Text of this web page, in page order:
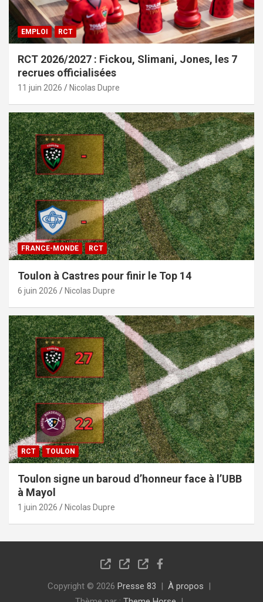
EMPLOI RCT
RCT 2026/2027 : Fickou, Slimani, Jones, les 7
recrues officialisées
11 juin 2026 Nicolas Dupre
FRANCE-MONDE RCT
Toulon à Castres pour finir le Top 14
6 juin 2026 Nicolas Dupre
RCT TOULON
Toulon signe un baroud d’honneur face à l’UBB
à Mayol
1 juin 2026 Nicolas Dupre
Copyright © 2026 Presse 83
À propos